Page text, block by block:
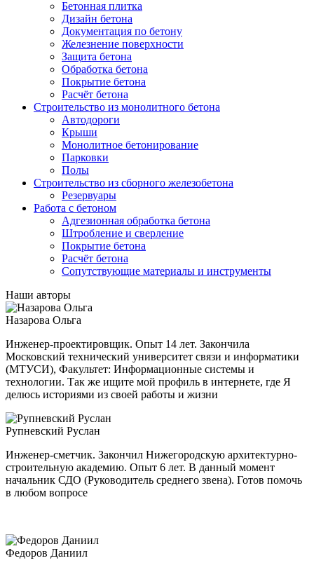
Бетонная плитка
Дизайн бетона
Документация по бетону
Железнение поверхности
Защита бетона
Обработка бетона
Покрытие бетона
Расчёт бетона
Строительство из монолитного бетона
Автодороги
Крыши
Монолитное бетонирование
Парковки
Полы
Строительство из сборного железобетона
Резервуары
Работа с бетоном
Адгезионная обработка бетона
Штробление и сверление
Покрытие бетона
Расчёт бетона
Сопутствующие материалы и инструменты
Наши авторы
Назарова Ольга
Инженер-проектировщик. Опыт 14 лет. Закончила
Московский технический университет связи и информатики
(МТУСИ), Факультет: Информационные системы и
технологии. Так же ищите мой профиль в интернете, где Я
делюсь историями из своей работы и жизни
Рупневский Руслан
Инженер-сметчик. Закончил Нижегородскую архитектурно-
строительную академию. Опыт 6 лет. В данный момент
начальник СДО (Руководитель среднего звена). Готов помочь
в любом вопросе
Федоров Даниил